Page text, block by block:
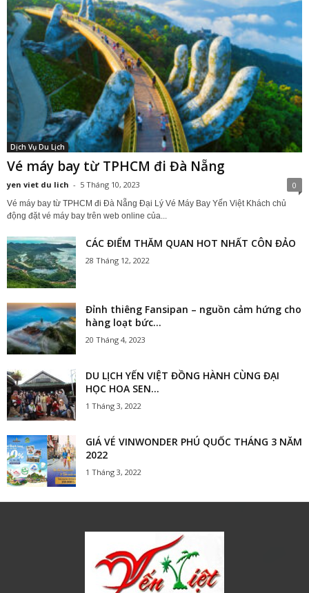
Dịch Vụ Du Lịch
Vé máy bay từ TPHCM đi Đà Nẵng
yen viet du lich - 5 Tháng 10, 2023 0
Vé máy bay từ TPHCM đi Đà Nẵng Đại Lý Vé Máy Bay Yến Việt Khách chủ
động đặt vé máy bay trên web online của...
CÁC ĐIỂM THĂM QUAN HOT NHẤT CÔN ĐẢO
28 Tháng 12, 2022
Đỉnh thiêng Fansipan – nguồn cảm hứng cho
hàng loạt bức...
20 Tháng 4, 2023
DU LỊCH YẾN VIỆT ĐỒNG HÀNH CÙNG ĐẠI
HỌC HOA SEN...
1 Tháng 3, 2022
GIÁ VÉ VINWONDER PHÚ QUỐC THÁNG 3 NĂM
2022
1 Tháng 3, 2022